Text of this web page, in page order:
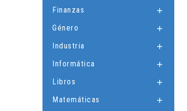
Finanzas

Género 
Industria 
Informática 
Libros 
Matemáticas 